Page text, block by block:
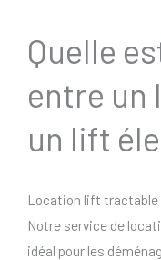
Quelle
entre un
un lift
Location lift tractable
Notre service de
idéal pour les